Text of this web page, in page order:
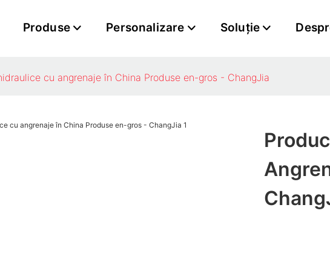
Produse Personalizare Soluţie
cu angrenaje în China Produse en-gros - ChangJia